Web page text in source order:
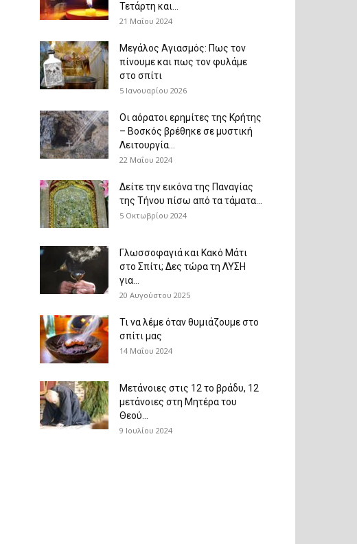
Τετάρτη και...
21 Μαΐου 2024
Μεγάλος Αγιασμός: Πως τον
πίνουμε και πως τον φυλάμε
στο σπίτι
5 Ιανουαρίου 2026
Οι αόρατοι ερημίτες της Κρήτης
– Βοσκός βρέθηκε σε μυστική
Λειτουργία...
22 Μαΐου 2024
Δείτε την εικόνα της Παναγίας
της Τήνου πίσω από τα τάματα...
5 Οκτωβρίου 2024
Γλωσσοφαγιά και Κακό Μάτι
στο Σπίτι; Δες τώρα τη ΛΥΣΗ
για...
20 Αυγούστου 2025
Τι να λέμε όταν θυμιάζουμε στο
σπίτι μας
14 Μαΐου 2024
Μετάνοιες στις 12 το βράδυ, 12
μετάνοιες στη Μητέρα του
Θεού...
9 Ιουλίου 2024